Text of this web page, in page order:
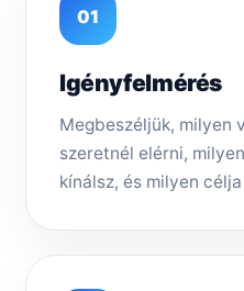
01
Igényfelmérés
Megbeszéljük, milyen
szeretnél elérni,
kínálsz, és milyen